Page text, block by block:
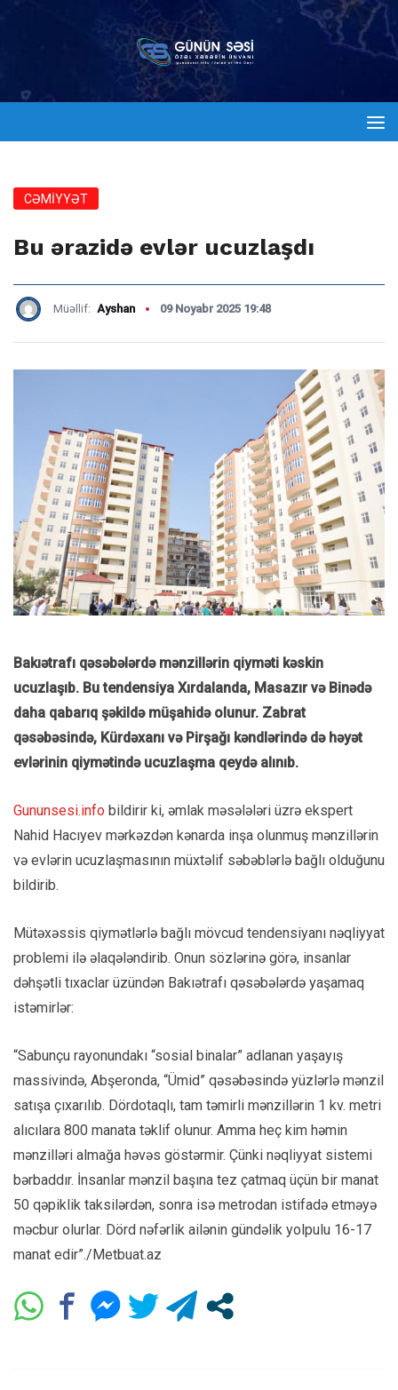
CƏMİYYƏT
Bu ərazidə evlər ucuzlaşdı
Müəllif: Ayshan 09 Noyabr 2025 19:48
Bakıətrafı qəsəbələrdə mənzillərin qiyməti kəskin
ucuzlaşıb. Bu tendensiya Xırdalanda, Masazır və Binədə
daha qabarıq şəkildə müşahidə olunur. Zabrat
qəsəbəsində, Kürdəxanı və Pirşağı kəndlərində də həyət
evlərinin qiymətində ucuzlaşma qeydə alınıb.
Gununsesi.info bildirir ki, əmlak məsələləri üzrə ekspert
Nahid Hacıyev mərkəzdən kənarda inşa olunmuş mənzillərin
və evlərin ucuzlaşmasının müxtəlif səbəblərlə bağlı olduğunu
bildirib.
Mütəxəssis qiymətlərlə bağlı mövcud tendensiyanı nəqliyyat
problemi ilə əlaqələndirib. Onun sözlərinə görə, insanlar
dəhşətli tıxaclar üzündən Bakıətrafı qəsəbələrdə yaşamaq
istəmirlər:
“Sabunçu rayonundakı “sosial binalar” adlanan yaşayış
massivində, Abşeronda, “Ümid” qəsəbəsində yüzlərlə mənzil
satışa çıxarılıb. Dördotaqlı, tam təmirli mənzillərin 1 kv. metri
alıcılara 800 manata təklif olunur. Amma heç kim həmin
mənzilləri almağa həvəs göstərmir. Çünki nəqliyyat sistemi
bərbaddır. İnsanlar mənzil başına tez çatmaq üçün bir manat
50 qəpiklik taksilərdən, sonra isə metrodan istifadə etməyə
məcbur olurlar. Dörd nəfərlik ailənin gündəlik yolpulu 16-17
manat edir”./Metbuat.az